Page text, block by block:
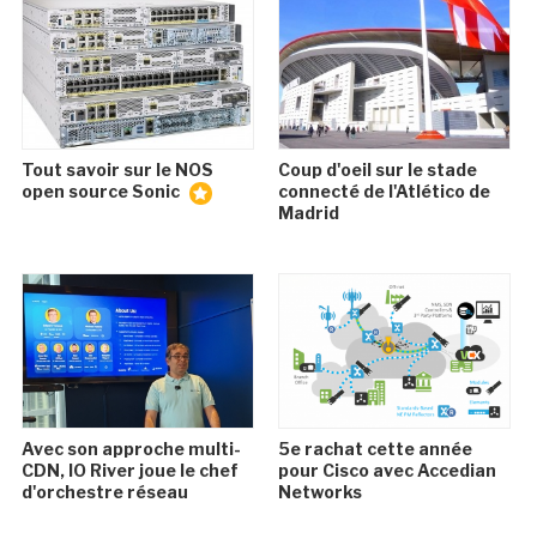
Tout savoir sur le NOS
open source Sonic
Coup d'oeil sur le stade
connecté de l'Atlético de
Madrid
Avec son approche multi-
CDN, IO River joue le chef
d'orchestre réseau
5e rachat cette année
pour Cisco avec Accedian
Networks